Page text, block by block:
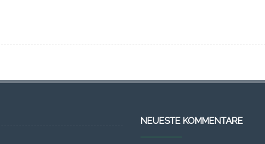
NEUESTE KOMMENTARE